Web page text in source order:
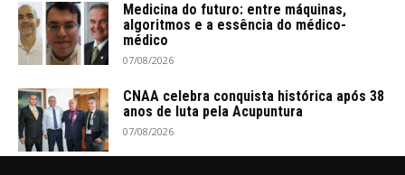
Medicina do futuro: entre máquinas,
algoritmos e a essência do médico-
médico
07/08/2026
CNAA celebra conquista histórica após 38
anos de luta pela Acupuntura
07/08/2026